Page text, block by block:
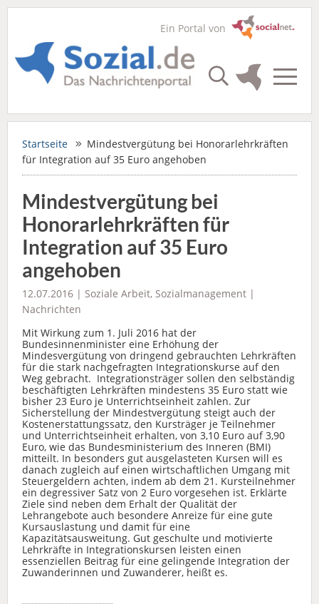
Ein Portal von
Startseite
Mindestvergütung bei Honorarlehrkräften
für Integration auf 35 Euro angehoben
Mindestvergütung bei
Honorarlehrkräften für
Integration auf 35 Euro
angehoben
12.07.2016 | Soziale Arbeit, Sozialmanagement |
Nachrichten
Mit Wirkung zum 1. Juli 2016 hat der
Bundesinnenminister eine Erhöhung der
Mindesvergütung von dringend gebrauchten Lehrkräften
für die stark nachgefragten Integrationskurse auf den
Weg gebracht. Integrationsträger sollen den selbständig
beschäftigten Lehrkräften mindestens 35 Euro statt wie
bisher 23 Euro je Unterrichtseinheit zahlen. Zur
Sicherstellung der Mindestvergütung steigt auch der
Kostenerstattungssatz, den Kursträger je Teilnehmer
und Unterrichtseinheit erhalten, von 3,10 Euro auf 3,90
Euro, wie das Bundesministerium des Inneren (BMI)
mitteilt. In besonders gut ausgelasteten Kursen will es
danach zugleich auf einen wirtschaftlichen Umgang mit
Steuergeldern achten, indem ab dem 21. Kursteilnehmer
ein degressiver Satz von 2 Euro vorgesehen ist. Erklärte
Ziele sind neben dem Erhalt der Qualität der
Lehrangebote auch besondere Anreize für eine gute
Kursauslastung und damit für eine
Kapazitätsausweitung. Gut geschulte und motivierte
Lehrkräfte in Integrationskursen leisten einen
essenziellen Beitrag für eine gelingende Integration der
Zuwanderinnen und Zuwanderer, heißt es.